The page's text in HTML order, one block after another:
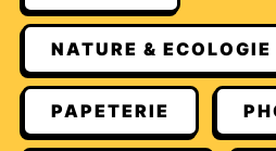
NATURE & ECOLOGIE
PAPETERIE